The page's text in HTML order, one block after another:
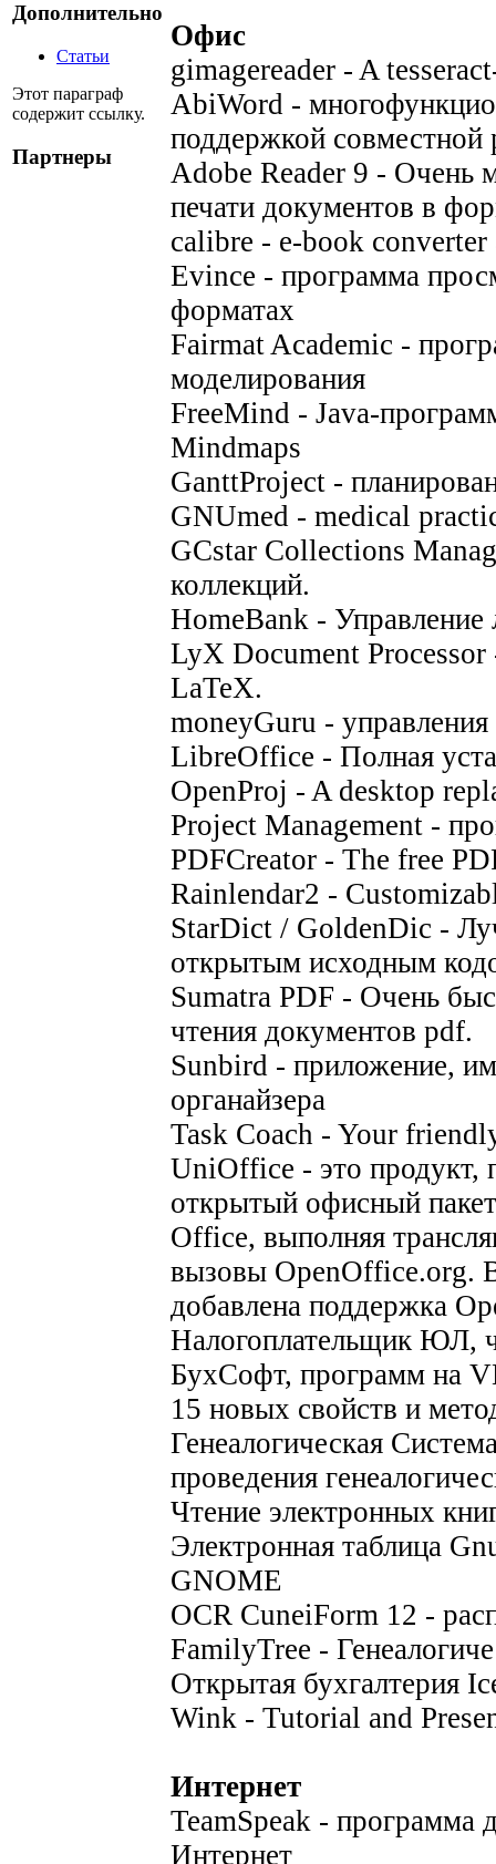
Дополнительно
Статьи
Этот параграф
содержит ссылку.
Партнеры
Офис
gimagereader - A
AbiWord -
поддержкой
Adobe Reader 9 - Очень
печати документов в
calibre - e-book
Evince - программа
форматах
Fairmat Academic -
моделирования
FreeMind - Java-
Mindmaps
GanttProject -
GNUmed - medical
GCstar Collections
коллекций.
HomeBank -
LyX Document
LaTeX.
moneyGuru -
LibreOffice - Полная
OpenProj - A desktop
Project Management -
PDFCreator - The free
Rainlendar2 -
StarDict / GoldenDic -
открытым исходным
Sumatra PDF - Очень
чтения документов pdf.
Sunbird - приложение,
органайзера
Task Coach - Your
UniOffice - это продукт,
открытый офисный
Office, выполняя
вызовы OpenOffice.org.
добавлена поддержка
Налогоплательщик ЮЛ,
БухСофт, программ на
15 новых свойств и
Генеалогическая
проведения
Чтение электронных
Электронная таблица
GNOME
OCR CuneiForm 12 -
FamilyTree -
Открытая бухгалтерия
Wink - Tutorial and
Интернет
TeamSpeak - программа
Интернет